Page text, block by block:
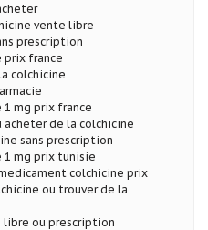
vente libre
prescription
prix france
colchicine
mg prix france
de la colchicine
sans prescription
1 mg prix tunisie
colchicine prix
ou trouver de la
libre ou prescription